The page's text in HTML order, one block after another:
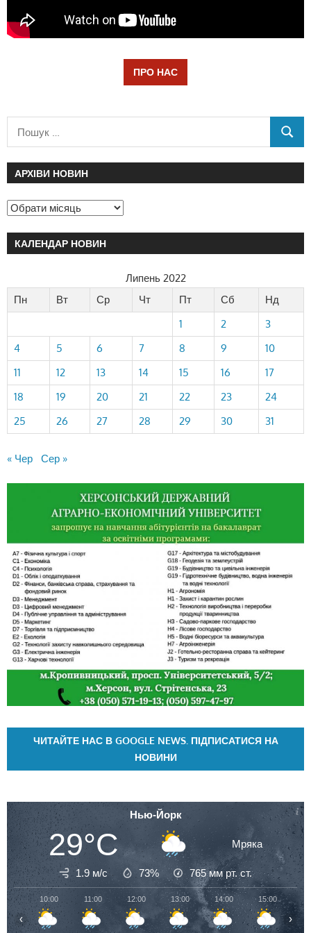
ПРО НАС
АРХІВИ НОВИН
КАЛЕНДАР НОВИН
Липень 2022
Пн
Вт Ср Чт Пт Сб
Нд
1
2
3
4
5 6 7 8 9
10
11
12 13 14 15 16
17
18
19 20 21 22 23
24
25
26 27 28 29 30 31
« Чер Сер »
ЧИТАЙТЕ НАС В GOOGLE NEWS. ПІДПИСАТИСЯ НА
НОВИНИ
Нью-Йорк
29°C Мряка
1.9 м/с 73% 765мм рт. ст.
10:00 11:00 12:00 13:00 14:00 15:00
‹ ›